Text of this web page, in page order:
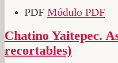
PDF Módulo PDF
Chatino Yaitepec. Asesor. MIBES 1 (Tiras
recortables)